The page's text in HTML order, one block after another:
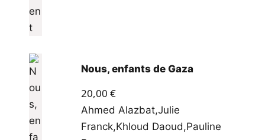
Nous, enfants de Gaza
20,00 €
Ahmed Alazbat,Julie
Franck,Khloud Daoud,Pauline